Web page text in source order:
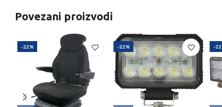
Povezani proizvodi
-22% -22% -